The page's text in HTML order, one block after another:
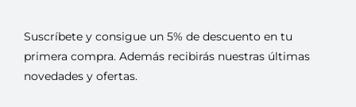
Suscríbete y consigue un 5% de descuento en tu
primera compra. Además recibirás nuestras últimas
novedades y ofertas.